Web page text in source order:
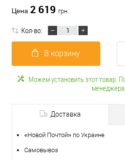
Цена 2 619 грн.
Кол-во:
В корзину
Можем установить этот товар.
менеджера.
Доставка
«Новой Почтой» по Украине
Самовывоз